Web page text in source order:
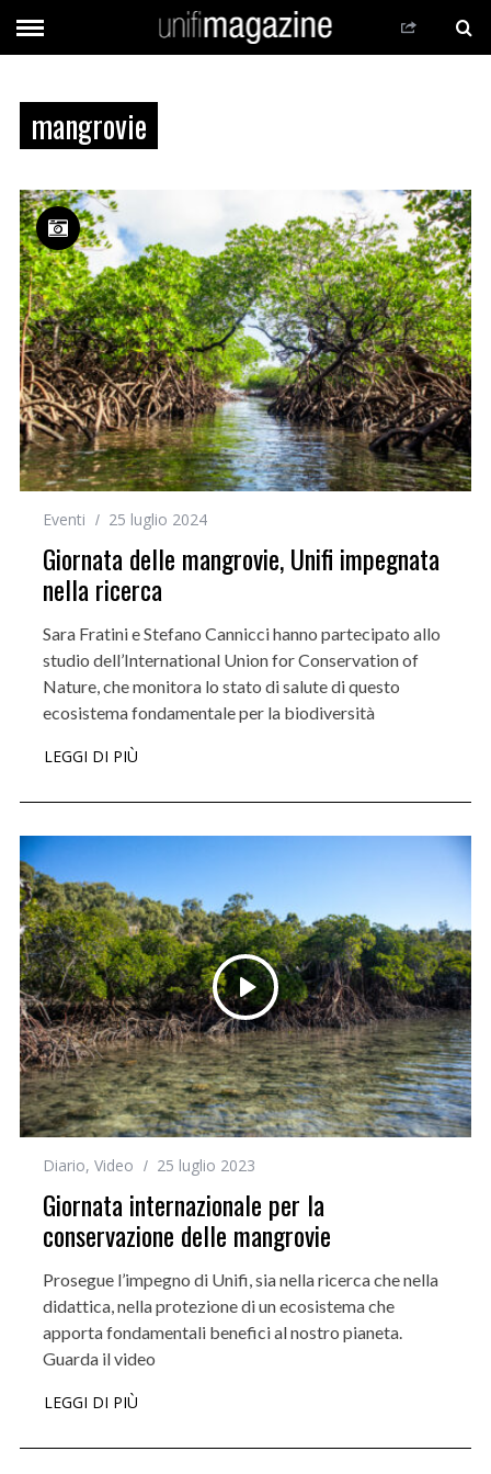
mangrovie
Eventi 25 luglio 2024
Giornata delle mangrovie, Unifi impegnata
nella ricerca
Sara Fratini e Stefano Cannicci hanno partecipato allo
studio dell’International Union for Conservation of
Nature, che monitora lo stato di salute di questo
ecosistema fondamentale per la biodiversità
LEGGI DI PIÙ
Diario, Video 25 luglio 2023
Giornata internazionale per la
conservazione delle mangrovie
Prosegue l’impegno di Unifi, sia nella ricerca che nella
didattica, nella protezione di un ecosistema che
apporta fondamentali benefici al nostro pianeta.
Guarda il video
LEGGI DI PIÙ